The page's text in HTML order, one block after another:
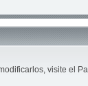
visite el